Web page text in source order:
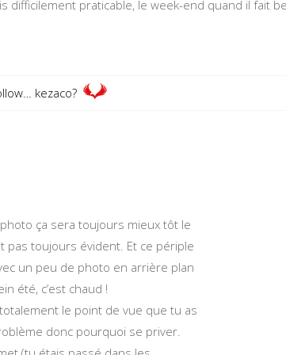
difficilement praticable, le week-end quand il fait
kezaco?
ça sera toujours mieux tôt le
pas toujours évident. Et ce périple
un peu de photo en arrière plan
été, c’est chaud !
le point de vue que tu as
donc pourquoi se priver.